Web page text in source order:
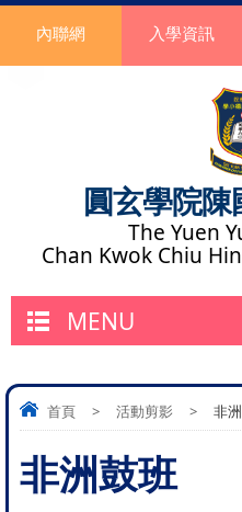
圓玄學院
The Yuen
Chan Kwok Chiu
內聯網 入學資訊
MENU
首頁 > 活動剪影 > 非
非洲鼓班